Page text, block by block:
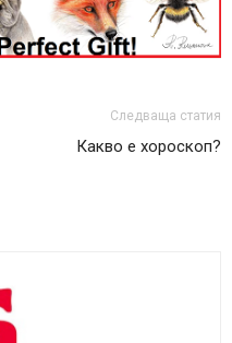
Следваща статия
Какво е хороскоп?